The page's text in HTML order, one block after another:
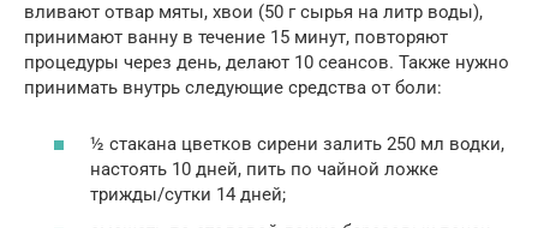
вливают отвар мяты, хвои (50 г сырья на литр воды),
принимают ванну в течение 15 минут, повторяют
процедуры через день, делают 10 сеансов. Также нужно
принимать внутрь следующие средства от боли:
½ стакана цветков сирени залить 250 мл водки,
настоять 10 дней, пить по чайной ложке
трижды/сутки 14 дней;